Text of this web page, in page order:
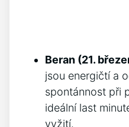
Beran (21.
jsou energičtí a
spontánnost při
ideální last
vyžití.